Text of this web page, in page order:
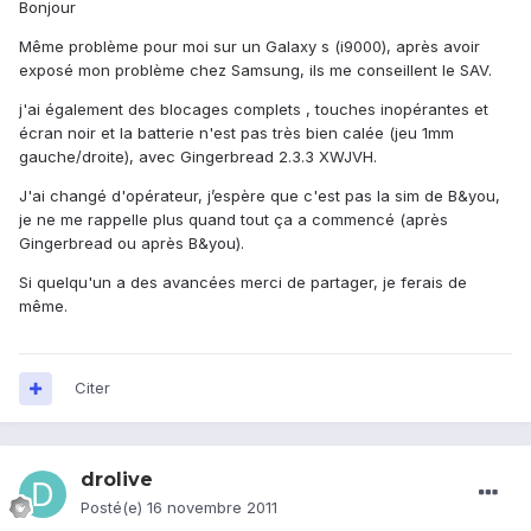
Bonjour
Même problème pour moi sur un Galaxy s (i9000), après avoir
exposé mon problème chez Samsung, ils me conseillent le SAV.
j'ai également des blocages complets , touches inopérantes et
écran noir et la batterie n'est pas très bien calée (jeu 1mm
gauche/droite), avec Gingerbread 2.3.3 XWJVH.
J'ai changé d'opérateur, j’espère que c'est pas la sim de B&you,
je ne me rappelle plus quand tout ça a commencé (après
Gingerbread ou après B&you).
Si quelqu'un a des avancées merci de partager, je ferais de
même.
Citer
drolive
Posté(e) 16 novembre 2011